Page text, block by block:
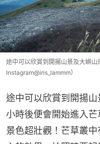
途中可以欣賞到開揚山景及大嶼山
Instagram@iris_lammm）
途中可以欣賞到開揚
小時後便會開始進入芒
景色超壯觀！芒草叢